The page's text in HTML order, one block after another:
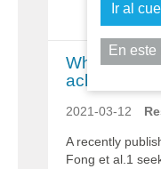
Ir al
En este
What is still
2021-03-12
A recently
Fong et al.1